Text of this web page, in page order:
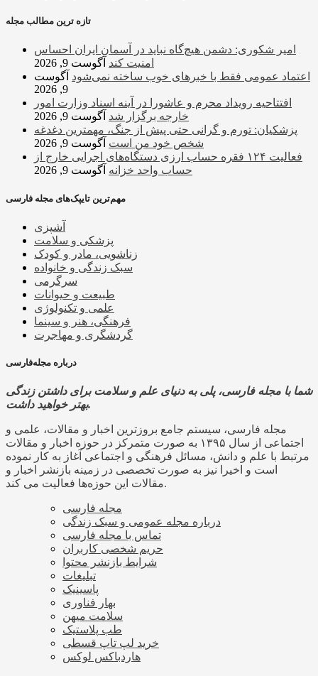
تازه ترین مطالب مجله
امیر شکوری: دشمن هیچ‌گاه نباید در آسمان ایران احساس
امنیت کند آگوست 9, 2026
اعتماد عمومی فقط با خبرهای خوب ساخته نمی‌شود آگوست
9, 2026
افتتاحیه رویداد محرم و عاشورا در آینه اسناد وزارت امور
خارجه برگزار شد آگوست 9, 2026
پزشکیان: تورم و گرانی حتی پیش از جنگ، مهمترین دغدغه
شخص خود من است آگوست 9, 2026
فعالیت ۱۲۴ فقره حساب ارزی دستگاه‌های اجرایی خارج از
حساب واحد خزانه آگوست 9, 2026
مهم‌ترین تایپک‌های مجله فارسی
آشپزی
پزشکی و سلامت
زناشویی، مادر و کودک
سبک زندگی و خانواده
سرگرمی
طبیعت و حیوانات
علمی و تکنولوژی
فرهنگی، هنر و سینما
گردشگری و مهاجرت
درباره مجله‌فارسی
شما با مجله فارسی، پلی به دنیای علم و سلامت برای داشتن زندگی
بهتر خواهید داشت.
مجله فارسی، سیستم جامع بروزترین اخبار و مقالات، علمی و
اجتماعی از سال ۱۳۹۵ به صورت متمرکز در حوزه اخبار و مقالات
مرتبط با علم و دانش، مسائل فرهنگی و اجتماعی آغاز به کار نموده
است و اخیرا نیز به صورت تخصصی در زمینه بازنشر اخبار و
مقالات این حوزه‌ها فعالیت می کند.
مجله فارسی
درباره مجله عمومی و سبک زندگی
تماس با مجله فارسی
حریم شخصی کاربران
شرایط بازنشر محتوا
تبلیغات
پاسینیک
بهار فناوری
سلامت میهن
طب پلاستیک
خرید لپ تاپ قسطی
هاردباکس لوکس